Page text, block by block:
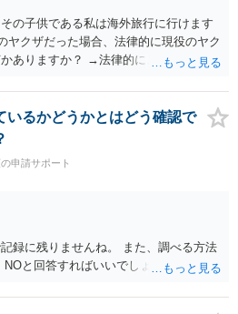
の子供である私は海外旅行に行けます
クザだった場合、法律的に現役のヤク
ありますか？ →法律的に、ということ
いるかどうかとはどう確認で
申請サポート
録に残りませんね。 また、調べる方法
と回答すればいいでしょう。